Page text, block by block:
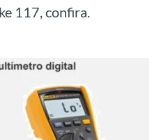
117, confira.